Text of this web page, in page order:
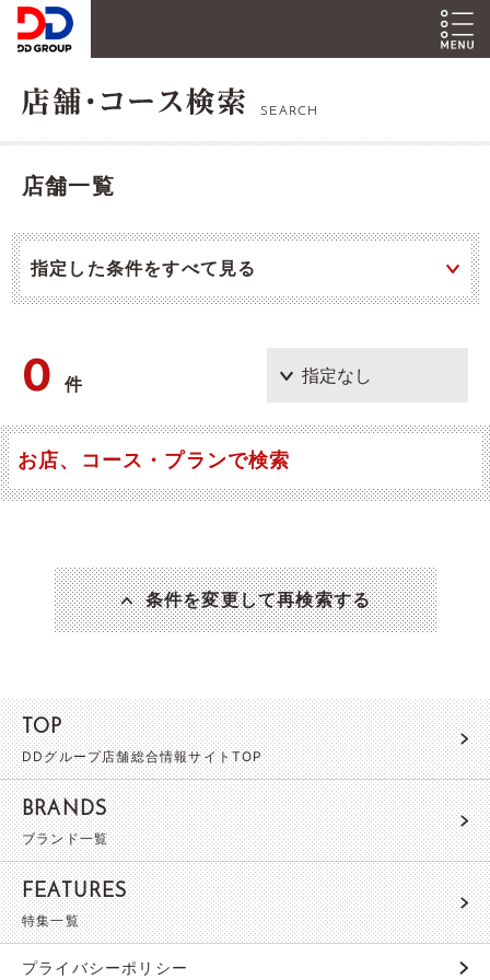
SEARCH
店舗一覧
指定した条件をすべて見る
0件
お店、コース・プランで検索
条件を変更して再検索する
TOP
DDグループ店舗総合情報サイトTOP
BRANDS
ブランド一覧
FEATURES
特集一覧
プライバシーポリシー